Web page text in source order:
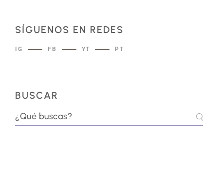
SÍGUENOS EN REDES
IG FB YT PT
BUSCAR
Buscar